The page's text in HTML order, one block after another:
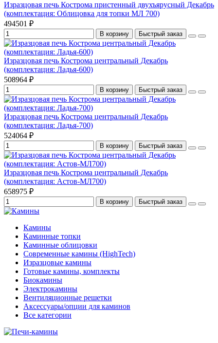
Изразцовая печь Кострома пристенный двухъярусный Декабрь
(комплектация: Облицовка для топки МЛ 700)
494501 ₽
В корзину Быстрый заказ
Изразцовая печь Кострома центральный Декабрь
(комплектация: Ладья-600)
508964 ₽
В корзину Быстрый заказ
Изразцовая печь Кострома центральный Декабрь
(комплектация: Ладья-700)
524064 ₽
В корзину Быстрый заказ
Изразцовая печь Кострома центральный Декабрь
(комплектация: Астов-МЛ700)
658975 ₽
В корзину Быстрый заказ
Камины
Каминные топки
Каминные облицовки
Современные камины (HighTech)
Изразцовые камины
Готовые камины, комплекты
Биокамины
Электрокамины
Вентиляционные решетки
Аксессуары/опции для каминов
Все категории